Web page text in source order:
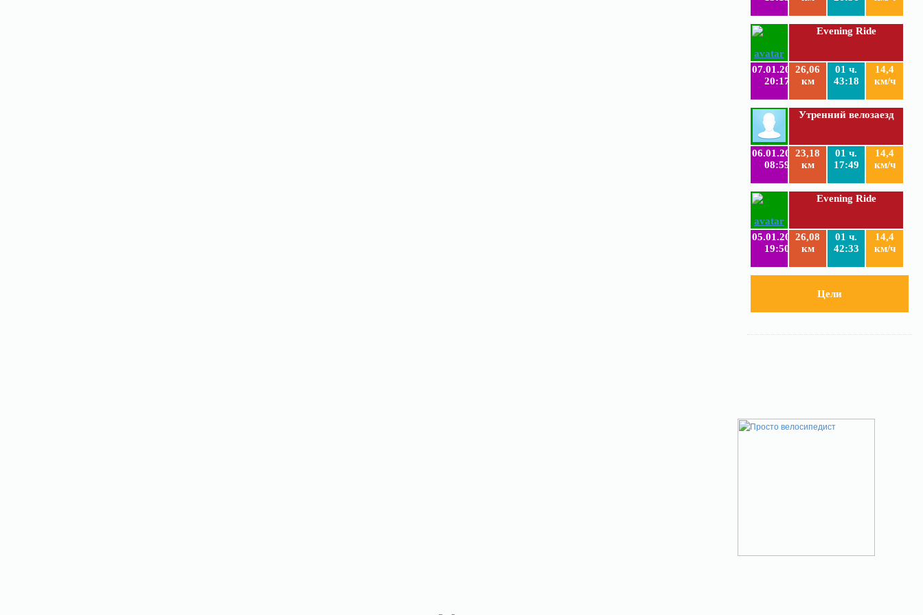
Evening Ride
07.01.2019
20:17
26,06
км
01 ч.
43:18
14,4
км/ч
Утренний велозаезд
06.01.2019
08:59
23,18
км
01 ч.
17:49
14,4
км/ч
Evening Ride
05.01.2019
19:50
26,08
км
01 ч.
42:33
14,4
км/ч
Цели